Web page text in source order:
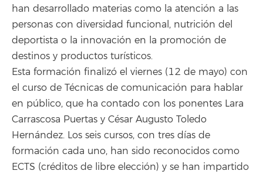
han desarrollado materias como la atención a las
personas con diversidad funcional, nutrición del
deportista o la innovación en la promoción de
destinos y productos turísticos.
Esta formación finalizó el viernes (12 de mayo) con
el curso de Técnicas de comunicación para hablar
en público, que ha contado con los ponentes Lara
Carrascosa Puertas y César Augusto Toledo
Hernández. Los seis cursos, con tres días de
formación cada uno, han sido reconocidos como
ECTS (créditos de libre elección) y se han impartido